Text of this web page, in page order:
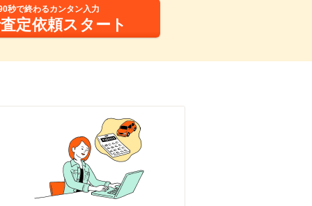
秒で終わるカンタン入力
定依頼スタート